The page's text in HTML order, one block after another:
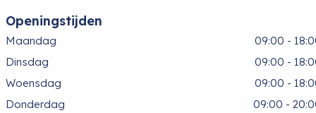
Openingstijden
Maandag
09:00 -
Dinsdag
09:00 -
Woensdag
09:00 -
Donderdag
09:00 -